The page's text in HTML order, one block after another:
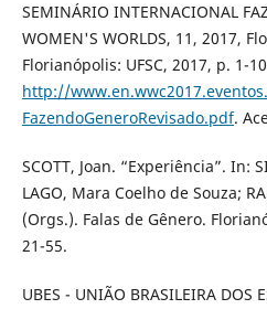
SEMINÁRIO INTERNACIONAL
WOMEN'S WORLDS, 11, 2017,
Florianópolis: UFSC, 2017, p. 1-
http://
FazendoGeneroRevisado.pdf.
SCOTT, Joan. “Experiência”. In:
LAGO, Mara Coelho de Souza;
(Orgs.). Falas de Gênero.
21-55.
UBES - UNIÃO BRASILEIRA DOS